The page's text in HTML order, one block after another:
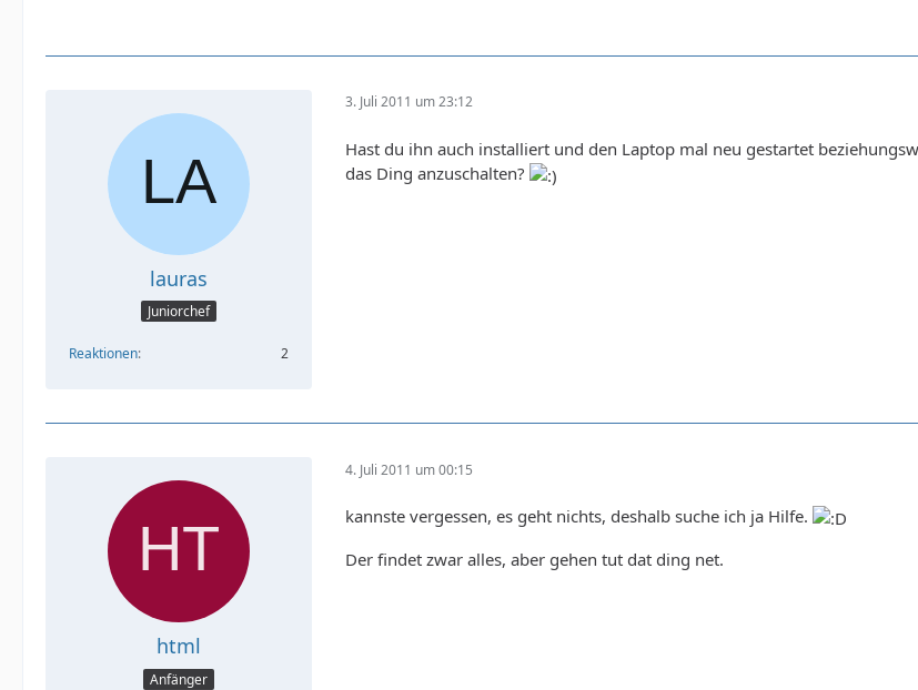
lauras
Juniorchef
Reaktionen 2
3. Juli 2011 um 23:12
Hast du ihn auch installiert und den Laptop mal neu gestartet
das Ding anzuschalten?
html
Anfänger
4. Juli 2011 um 00:15
kannste vergessen, es geht nichts, deshalb suche ich ja Hilfe.
Der findet zwar alles, aber gehen tut dat ding net.